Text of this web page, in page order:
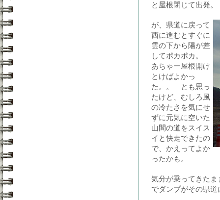
と屋根閉じて出発。
が、県道に戻って
西に進むとすぐに
雲の下から陽が差
してポカポカ。
あちゃー屋根開け
とけばよかっ
た。。 とも思っ
たけど、むしろ風
の冷たさを気にせ
ずに元気に空いた
山間の道をスイス
イと快走できたの
で、かえってよか
ったかも。
気分が乗ってきた
でダンプがその県